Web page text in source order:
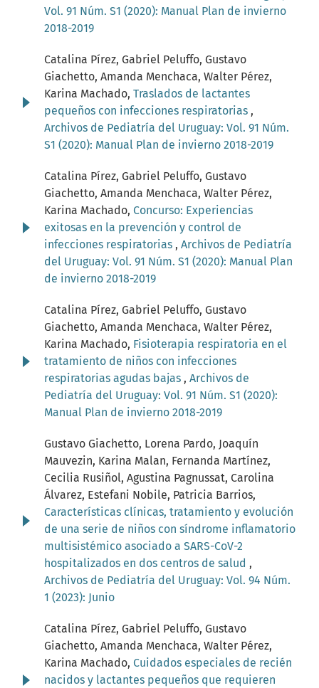
Vol. 91 Núm. S1 (2020): Manual Plan de invierno
2018-2019
Catalina Pírez, Gabriel Peluffo, Gustavo
Giachetto, Amanda Menchaca, Walter Pérez,
Karina Machado, Traslados de lactantes
pequeños con infecciones respiratorias ,
Archivos de Pediatría del Uruguay: Vol. 91 Núm.
S1 (2020): Manual Plan de invierno 2018-2019
Catalina Pírez, Gabriel Peluffo, Gustavo
Giachetto, Amanda Menchaca, Walter Pérez,
Karina Machado, Concurso: Experiencias
exitosas en la prevención y control de
infecciones respiratorias , Archivos de Pediatría
del Uruguay: Vol. 91 Núm. S1 (2020): Manual Plan
de invierno 2018-2019
Catalina Pírez, Gabriel Peluffo, Gustavo
Giachetto, Amanda Menchaca, Walter Pérez,
Karina Machado, Fisioterapia respiratoria en el
tratamiento de niños con infecciones
respiratorias agudas bajas , Archivos de
Pediatría del Uruguay: Vol. 91 Núm. S1 (2020):
Manual Plan de invierno 2018-2019
Gustavo Giachetto, Lorena Pardo, Joaquín
Mauvezin, Karina Malan, Fernanda Martínez,
Cecilia Rusiñol, Agustina Pagnussat, Carolina
Álvarez, Estefani Nobile, Patricia Barrios,
Características clínicas, tratamiento y evolución
de una serie de niños con síndrome inflamatorio
multisistémico asociado a SARS-CoV-2
hospitalizados en dos centros de salud ,
Archivos de Pediatría del Uruguay: Vol. 94 Núm.
1 (2023): Junio
Catalina Pírez, Gabriel Peluffo, Gustavo
Giachetto, Amanda Menchaca, Walter Pérez,
Karina Machado, Cuidados especiales de recién
nacidos y lactantes pequeños que requieren